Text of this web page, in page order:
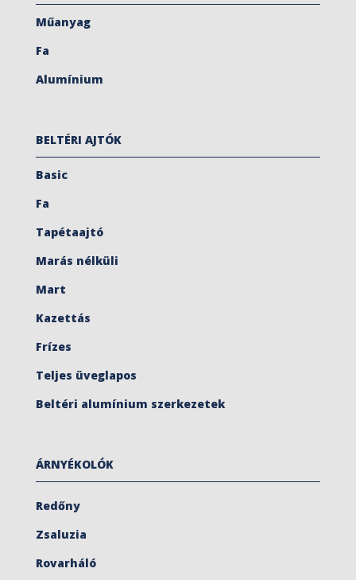
Műanyag
Fa
Alumínium
BELTÉRI AJTÓK
Basic
Fa
Tapétaajtó
Marás nélküli
Mart
Kazettás
Frízes
Teljes üveglapos
Beltéri alumínium szerkezetek
ÁRNYÉKOLÓK
Redőny
Zsaluzia
Rovarháló